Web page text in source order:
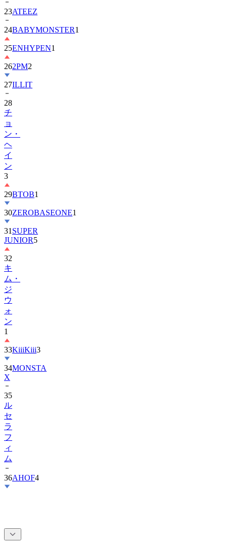
23ATEEZ
24BABYMONSTER1
25ENHYPEN1
262PM2
27ILLIT
28
チ
ョ
ン・
ヘ
イ
ン
3
29BTOB1
30ZEROBASEONE1
31 SUPER
JUNIOR5
32
キ
ム・
ジ
ウ
ォ
ン
1
33KiiiKiii3
34MONSTA
X
35
ル
セ
ラ
フ
ィ
ム
36AHOF4